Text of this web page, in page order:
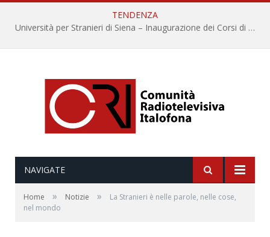
TENDENZA
Università per Stranieri di Siena – Inaugurazione dei Corsi di Lingua e Cultura Italiana, 109a annata
NAVIGATE
Home » Notizie »
La Stranieri è nelle parole, nelle cose,
nel mondo